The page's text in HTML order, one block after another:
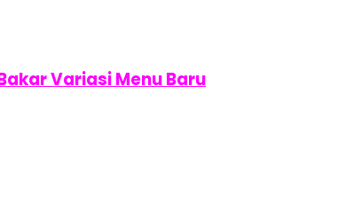
Variasi Menu Baru